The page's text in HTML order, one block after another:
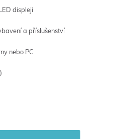
displeji
a příslušenství
nebo PC